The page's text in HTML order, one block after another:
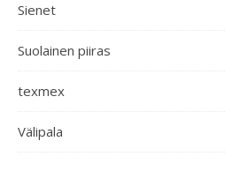
Sienet
Suolainen piiras
texmex
Välipala